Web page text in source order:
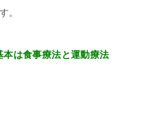
。
本は食事療法と運動療法